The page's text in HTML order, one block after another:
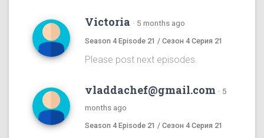
Victoria · 5 months ago
Season 4 Episode 21 / Сезон 4 Серия 21
Please post next episodes.
vladdachef@gmail.com · 5
months ago
Season 4 Episode 21 / Сезон 4 Серия 21